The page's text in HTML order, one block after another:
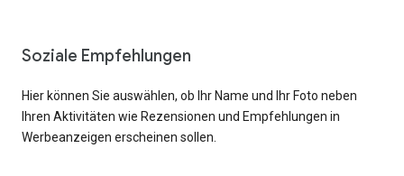
Soziale Empfehlungen
Hier können Sie auswählen, ob Ihr Name und Ihr Foto neben
Ihren Aktivitäten wie Rezensionen und Empfehlungen in
Werbeanzeigen erscheinen sollen.